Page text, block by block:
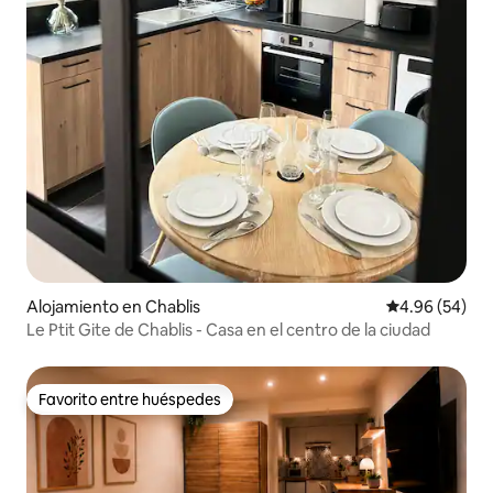
Alojamiento en Chablis Calificación
4.96 (54)
Le Ptit Gite de Chablis - Casa en el centro de la ciudad
Favorito entre huéspedes
Favorito entre huéspedes